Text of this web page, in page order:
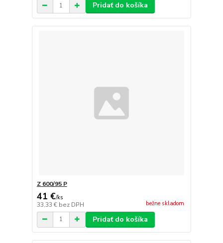
Pridať do košíka
Z 600/95 P
41 €/ks
33,33 € bez DPH bežne skladom
Pridať do košíka